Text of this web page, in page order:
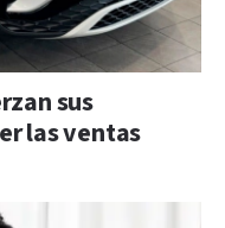
sus
las ventas